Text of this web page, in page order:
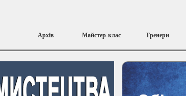
Архів Майстер-клас Тренери